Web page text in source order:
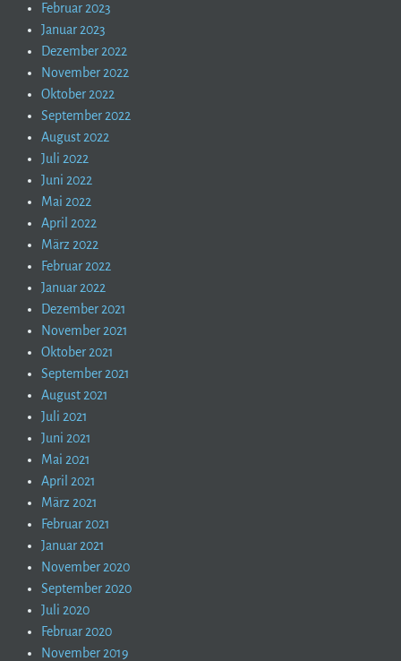
Februar 2023
Januar 2023
Dezember 2022
November 2022
Oktober 2022
September 2022
August 2022
Juli 2022
Juni 2022
Mai 2022
April 2022
März 2022
Februar 2022
Januar 2022
Dezember 2021
November 2021
Oktober 2021
September 2021
August 2021
Juli 2021
Juni 2021
Mai 2021
April 2021
März 2021
Februar 2021
Januar 2021
November 2020
September 2020
Juli 2020
Februar 2020
November 2019